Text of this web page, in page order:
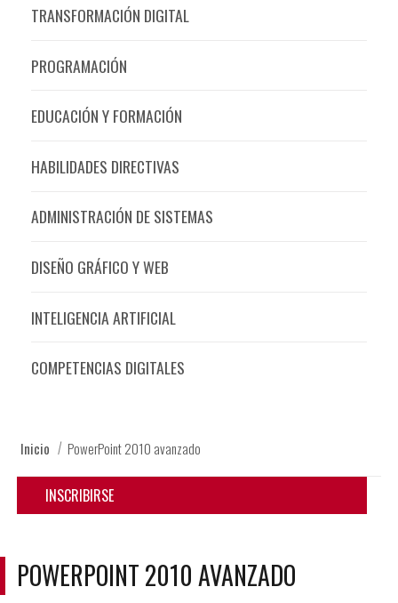
TRANSFORMACIÓN DIGITAL
PROGRAMACIÓN
EDUCACIÓN Y FORMACIÓN
HABILIDADES DIRECTIVAS
ADMINISTRACIÓN DE SISTEMAS
DISEÑO GRÁFICO Y WEB
INTELIGENCIA ARTIFICIAL
COMPETENCIAS DIGITALES
Inicio PowerPoint 2010 avanzado
INSCRIBIRSE
POWERPOINT 2010 AVANZADO